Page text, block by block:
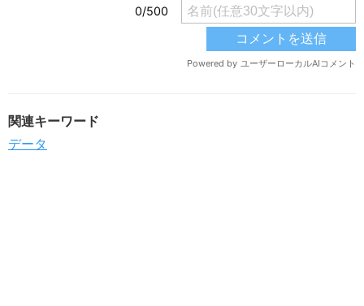
関連キーワード
データ